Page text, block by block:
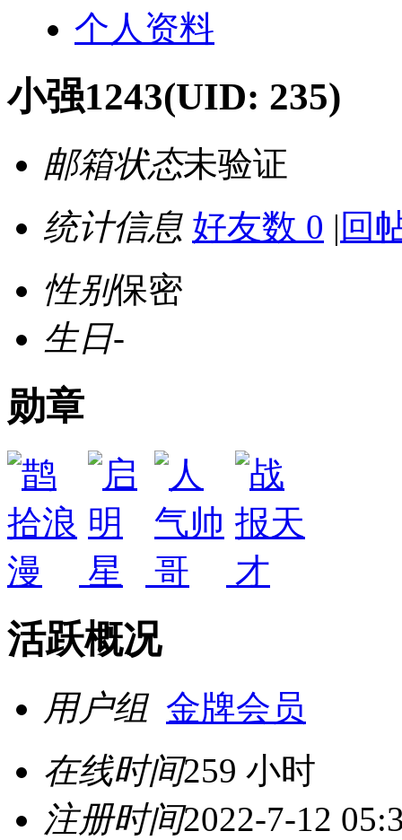
个人资料
小强1243(UID: 235)
邮箱状态未验证
统计信息 好友数 0 | 回
性别保密
生日-
勋章
活跃概况
用户组 金牌会员
在线时间259 小时
注册时间2022-7-12